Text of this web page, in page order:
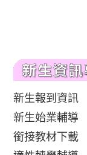
新生報到資訊
新生始業輔導
銜接教材下載